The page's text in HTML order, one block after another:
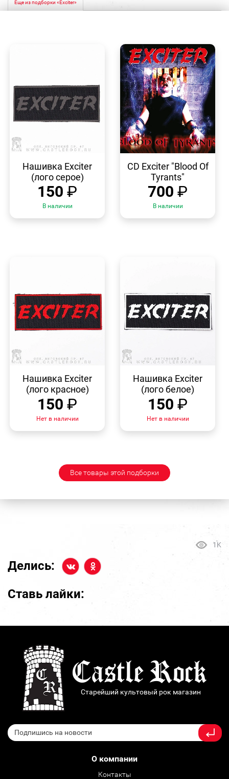
Еще из подборки «Exciter»
ПРОСМОТР
Нашивка Exciter
(лого серое)
150 ₽
В наличии
ПРОСМОТР
CD Exciter "Blood Of
Tyrants"
700 ₽
В наличии
ПРОСМОТР
Нашивка Exciter
(лого красное)
150 ₽
Нет в наличии
ПРОСМОТР
Нашивка Exciter
(лого белое)
150 ₽
Нет в наличии
Все товары этой подборки
1K
Делись:
Ставь лайки:
Старейший культовый рок магазин
О компании
Контакты